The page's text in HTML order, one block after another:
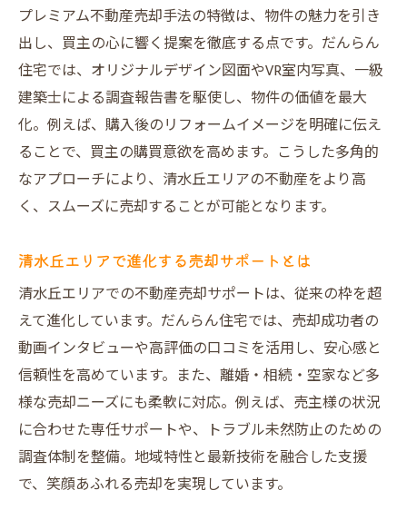
プレミアム不動産売却手法の特徴は、物件の魅力を引き
出し、買主の心に響く提案を徹底する点です。だんらん
住宅では、オリジナルデザイン図面やVR室内写真、一級
建築士による調査報告書を駆使し、物件の価値を最大
化。例えば、購入後のリフォームイメージを明確に伝え
ることで、買主の購買意欲を高めます。こうした多角的
なアプローチにより、清水丘エリアの不動産をより高
く、スムーズに売却することが可能となります。
清水丘エリアで進化する売却サポートとは
清水丘エリアでの不動産売却サポートは、従来の枠を超
えて進化しています。だんらん住宅では、売却成功者の
動画インタビューや高評価の口コミを活用し、安心感と
信頼性を高めています。また、離婚・相続・空家など多
様な売却ニーズにも柔軟に対応。例えば、売主様の状況
に合わせた専任サポートや、トラブル未然防止のための
調査体制を整備。地域特性と最新技術を融合した支援
で、笑顔あふれる売却を実現しています。